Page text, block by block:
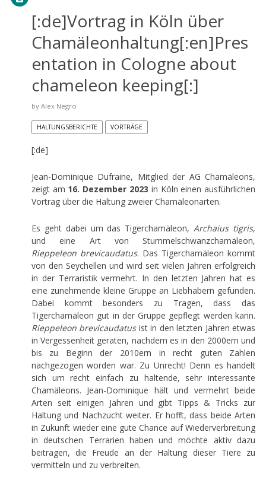
[:de]Vortrag in Köln über
Chamäleonhaltung[:en]Pres
entation in Cologne about
chameleon keeping[:]
by Alex Negro
HALTUNGSBERICHTE VORTRÄGE
[:de]
Jean-Dominique Dufraine, Mitglied der AG Chamäleons,
zeigt am 16. Dezember 2023 in Köln einen ausführlichen
Vortrag über die Haltung zweier Chamäleonarten.
Es geht dabei um das Tigerchamäleon, Archaius tigris,
und eine Art von Stummelschwanzchamäleon,
Rieppeleon brevicaudatus. Das Tigerchamäleon kommt
von den Seychellen und wird seit vielen Jahren erfolgreich
in der Terraristik vermehrt. In den letzten Jahren hat es
eine zunehmende kleine Gruppe an Liebhabern gefunden.
Dabei kommt besonders zu Tragen, dass das
Tigerchamäleon gut in der Gruppe gepflegt werden kann.
Rieppeleon brevicaudatusist in den letzten Jahren etwas
in Vergessenheit geraten, nachdem es in den 2000ern und
bis zu Beginn der 2010ern in recht guten Zahlen
nachgezogen worden war. Zu Unrecht! Denn es handelt
sich um recht einfach zu haltende, sehr interessante
Chamäleons. Jean-Dominique hält und vermehrt beide
Arten seit einigen Jahren und gibt Tipps & Tricks zur
Haltung und Nachzucht weiter. Er hofft, dass beide Arten
in Zukunft wieder eine gute Chance auf Wiederverbreitung
in deutschen Terrarien haben und möchte aktiv dazu
beitragen, die Freude an der Haltung dieser Tiere zu
vermitteln und zu verbreiten.